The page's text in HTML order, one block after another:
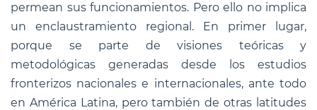
permean sus funcionamientos. Pero ello no implica
un enclaustramiento regional. En primer lugar,
porque se parte de visiones teóricas y
metodológicas generadas desde los estudios
fronterizos nacionales e internacionales, ante todo
en América Latina, pero también de otras latitudes